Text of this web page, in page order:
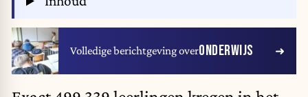
Volledige berichtgeving overONDERWIJS